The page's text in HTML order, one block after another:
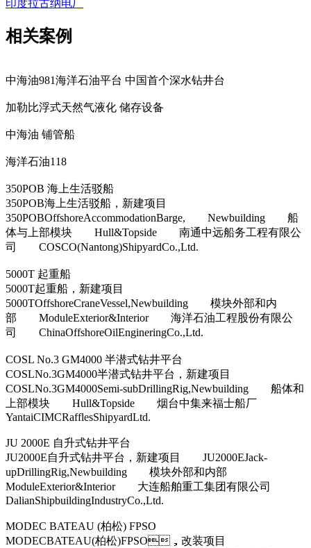
印度拉古纳电厂
相关案例
中海油981海洋石油平台 中国首个深水钻井台
加勒比浮式天然气液化 储存设备
中海油 铺管船
海洋石油118
350POB 海上生活驳船
350POB海上生活驳船，新建项目
350POBOffshoreAccommodationBarge, Newbuilding 船
体与上部模块 Hull&Topside 南通中远船务工程有限公
司 COSCO(Nantong)ShipyardCo.,Ltd.
5000T 起重船
5000T起重船，新建项目
5000TOffshoreCraneVessel,Newbuilding 模块外部和内
部 ModuleExterior&Interior 海洋石油工程股份有限公
司 ChinaOffshoreOilEngineringCo.,Ltd.
COSL No.3 GM4000 半潜式钻井平台
COSLNo.3GM4000半潜式钻井平台，新建项目
COSLNo.3GM4000Semi-subDrillingRig,Newbuilding 船体和
上部模块 Hull&Topside 烟台中集来福士船厂
YantaiCIMCRafflesShipyardLtd.
JU 2000E 自升式钻井平台
JU2000E自升式钻井平台，新建项目 JU2000EJack-
upDrillingRig,Newbuilding 模块外部和内部
ModuleExterior&Interior 大连船舶重工集团有限公司
DalianShipbuildingIndustryCo.,Ltd.
MODEC BATEAU (柏松) FPSO
MODECBATEAU(柏松)FPSO，改装项目